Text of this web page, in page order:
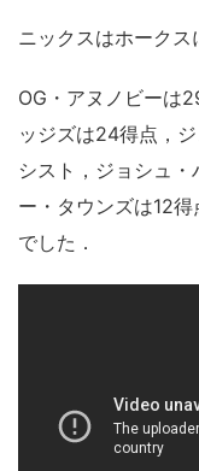
ニックスはホークス
OG・アヌノビーは
ッジズは24得点，
シスト，ジョシュ
ー・タウンズは12
でした．